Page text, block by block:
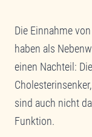
Die Einnahme
haben als
einen Nachteil:
sind auch nicht
Funktion.